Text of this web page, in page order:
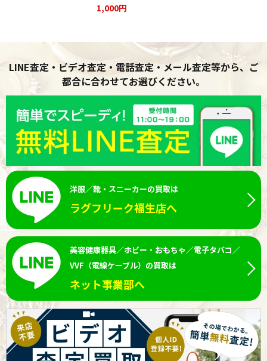
1,000円
LINE査定・ビデオ査定・電話査定・メール査定等から、ご
都合に合わせてお選びください。
洋服／靴・スニーカーの買取は
ラグフリーク福生店へ
美容健康器具／ホビー・おもちゃ／電子タバコ／
VVF（電線ケーブル）の買取は
ネット事業部へ